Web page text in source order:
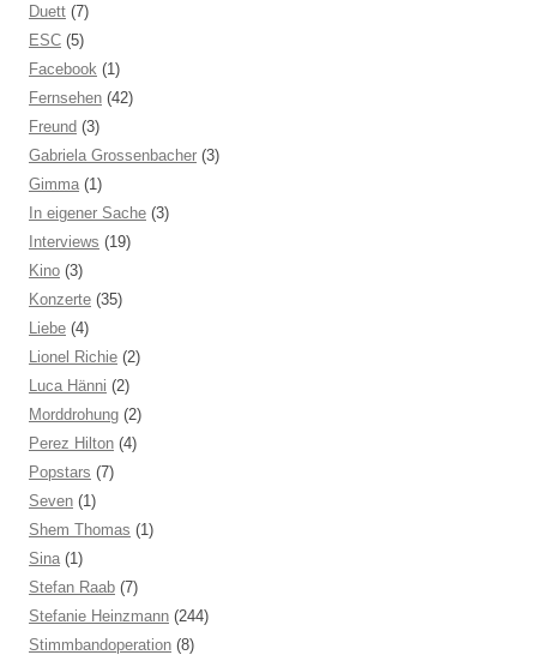
Duett (7)
ESC (5)
Facebook (1)
Fernsehen (42)
Freund (3)
Gabriela Grossenbacher (3)
Gimma (1)
In eigener Sache (3)
Interviews (19)
Kino (3)
Konzerte (35)
Liebe (4)
Lionel Richie (2)
Luca Hänni (2)
Morddrohung (2)
Perez Hilton (4)
Popstars (7)
Seven (1)
Shem Thomas (1)
Sina (1)
Stefan Raab (7)
Stefanie Heinzmann (244)
Stimmbandoperation (8)